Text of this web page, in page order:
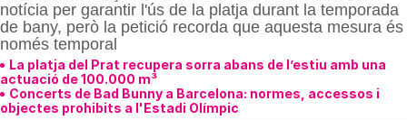
notícia per garantir l'ús de la platja durant la temporada
de bany, però la petició recorda que aquesta mesura és
només temporal
La platja del Prat recupera sorra abans de l’estiu amb una
actuació de 100.000 m³
Concerts de Bad Bunny a Barcelona: normes, accessos i
objectes prohibits a l'Estadi Olímpic